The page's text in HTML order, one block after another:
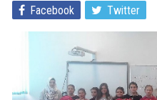
Facebook Twitter